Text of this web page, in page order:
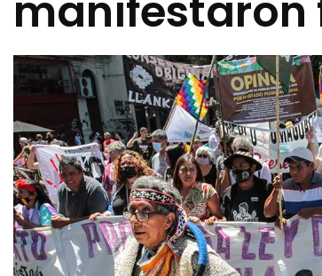
manifestaron